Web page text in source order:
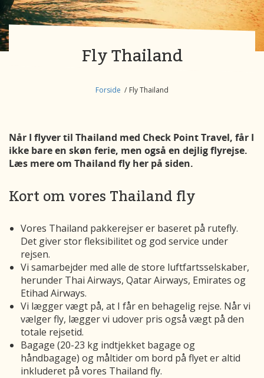
Fly Thailand
Forside Fly Thailand
Når I flyver til Thailand med Check Point Travel, får I
ikke bare en skøn ferie, men også en dejlig flyrejse.
Læs mere om Thailand fly her på siden.
Kort om vores Thailand fly
Vores Thailand pakkerejser er baseret på rutefly.
Det giver stor fleksibilitet og god service under
rejsen.
Vi samarbejder med alle de store luftfartsselskaber,
herunder Thai Airways, Qatar Airways, Emirates og
Etihad Airways.
Vi lægger vægt på, at I får en behagelig rejse. Når vi
vælger fly, lægger vi udover pris også vægt på den
totale rejsetid.
Bagage (20-23 kg indtjekket bagage og
håndbagage) og måltider om bord på flyet er altid
inkluderet på vores Thailand fly.